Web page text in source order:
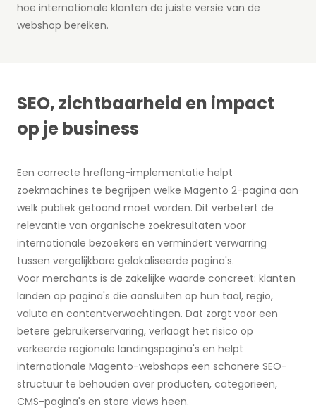
hoe internationale klanten de juiste versie van de
webshop bereiken.
SEO, zichtbaarheid en impact
op je business
Een correcte hreflang-implementatie helpt
zoekmachines te begrijpen welke Magento 2-pagina aan
welk publiek getoond moet worden. Dit verbetert de
relevantie van organische zoekresultaten voor
internationale bezoekers en vermindert verwarring
tussen vergelijkbare gelokaliseerde pagina's.
Voor merchants is de zakelijke waarde concreet: klanten
landen op pagina's die aansluiten op hun taal, regio,
valuta en contentverwachtingen. Dat zorgt voor een
betere gebruikerservaring, verlaagt het risico op
verkeerde regionale landingspagina's en helpt
internationale Magento-webshops een schonere SEO-
structuur te behouden over producten, categorieën,
CMS-pagina's en store views heen.